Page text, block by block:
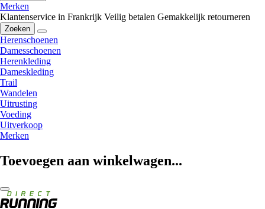
Merken
Klantenservice in Frankrijk Veilig betalen Gemakkelijk retourneren
Zoeken
Herenschoenen
Damesschoenen
Herenkleding
Dameskleding
Trail
Wandelen
Uitrusting
Voeding
Uitverkoop
Merken
Toevoegen aan winkelwagen...